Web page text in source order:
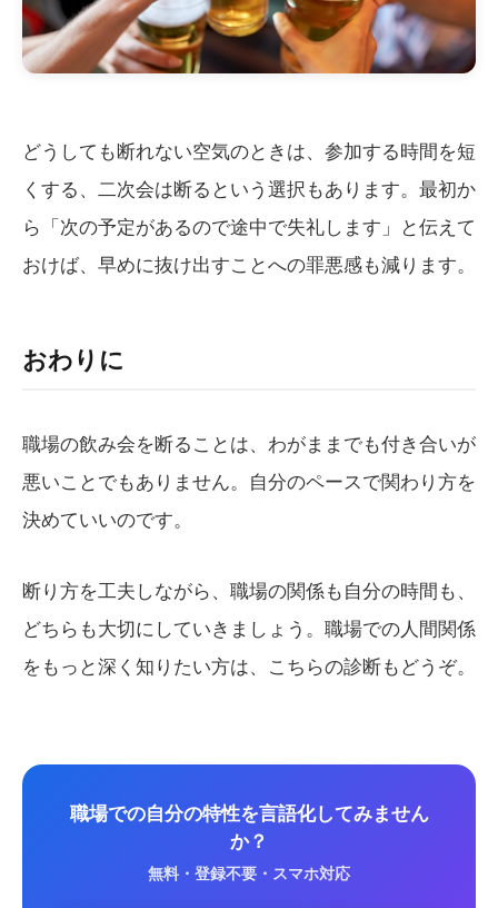
どうしても断れない空気のときは、参加する時間を短
くする、二次会は断るという選択もあります。最初か
ら「次の予定があるので途中で失礼します」と伝えて
おけば、早めに抜け出すことへの罪悪感も減ります。
おわりに
職場の飲み会を断ることは、わがままでも付き合いが
悪いことでもありません。自分のペースで関わり方を
決めていいのです。
断り方を工夫しながら、職場の関係も自分の時間も、
どちらも大切にしていきましょう。職場での人間関係
をもっと深く知りたい方は、こちらの診断もどうぞ。
職場での自分の特性を言語化してみません
か？
無料・登録不要・スマホ対応